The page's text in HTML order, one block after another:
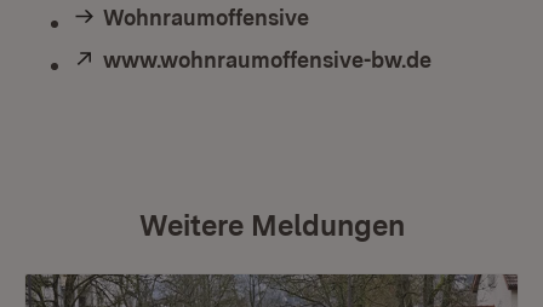
Wohnraumoffensive
Extern:
www.wohnraumoffensive-bw.de
Weitere Meldungen